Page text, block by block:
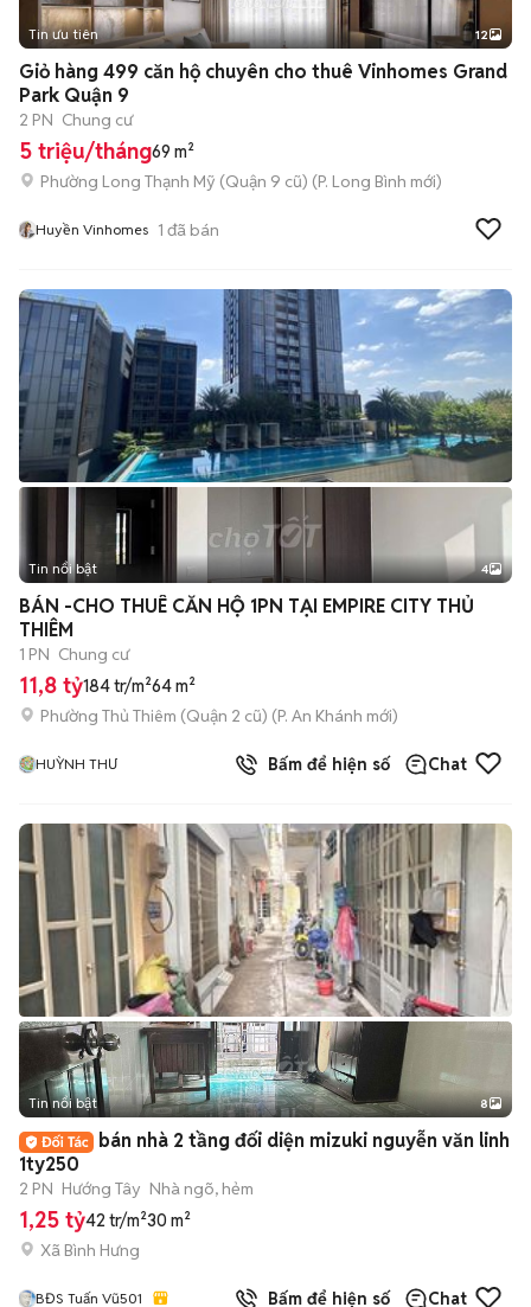
+2
Tin ưu tiên 12
Giỏ hàng 499 căn hộ chuyên cho thuê Vinhomes Grand
Park Quận 9
2 PN Chung cư
5 triệu/tháng69 m²
Phường Long Thạnh Mỹ (Quận 9 cũ) (P. Long Bình mới)
Huyền Vinhomes 1 đã bán
Tin nổi bật 4
BÁN -CHO THUÊ CĂN HỘ 1PN TẠI EMPIRE CITY THỦ
THIÊM
1 PN Chung cư
11,8 tỷ184 tr/m²64 m²
Phường Thủ Thiêm (Quận 2 cũ) (P. An Khánh mới)
HUỲNH THƯ Bấm để hiện số Chat
+2
Tin nổi bật 8
bán nhà 2 tầng đối diện mizuki nguyễn văn linh
1ty250
2 PN Hướng Tây Nhà ngõ, hẻm
1,25 tỷ42 tr/m²30 m²
Xã Bình Hưng
BĐS Tuấn Vũ501 Bấm để hiện số Chat